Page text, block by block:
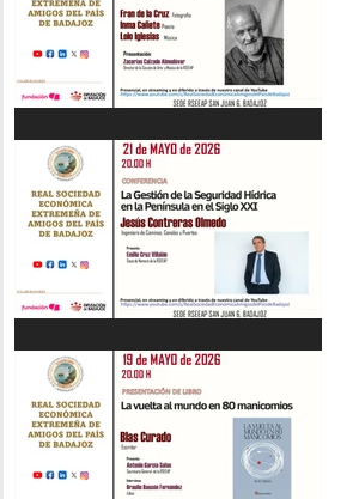
"Azagala. Esquinas de luz" Ciclo de Arte
y Artistas. 26/05/26
"La Gestión de la Seguridad Hídrica en
la Península en el Siglo XXI" Jesús
Contreras Olmedo 21/05/26